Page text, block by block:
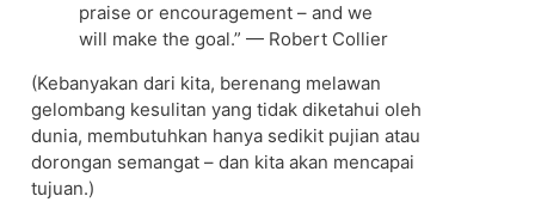
praise or encouragement – and we
will make the goal.” — Robert Collier
(Kebanyakan dari kita, berenang melawan
gelombang kesulitan yang tidak diketahui oleh
dunia, membutuhkan hanya sedikit pujian atau
dorongan semangat – dan kita akan mencapai
tujuan.)